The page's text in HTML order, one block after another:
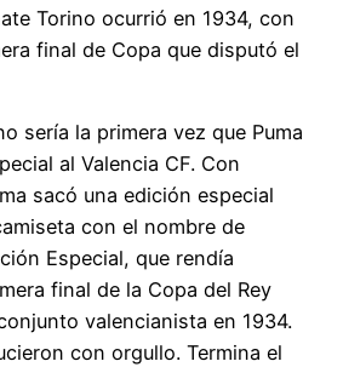
Torino ocurrió en 1934, con
final de Copa que disputó el
sería la primera vez que Puma
al Valencia CF. Con
sacó una edición especial
con el nombre de
Especial, que rendía
final de la Copa del Rey
valencianista en 1934.
con orgullo. Termina el